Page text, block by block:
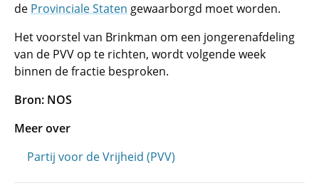
de Provinciale Staten gewaarborgd moet worden.
Het voorstel van Brinkman om een jongerenafdeling
van de PVV op te richten, wordt volgende week
binnen de fractie besproken.
Bron: NOS
Meer over
Partij voor de Vrijheid (PVV)